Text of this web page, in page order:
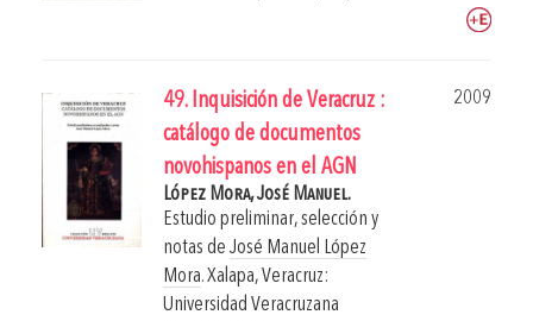
49. Inquisición de Veracruz :
catálogo de documentos
novohispanos en el AGN
2009
López Mora, José Manuel.
Estudio preliminar, selección y
notas de José Manuel López
Mora.Xalapa, Veracruz:
Universidad Veracruzana